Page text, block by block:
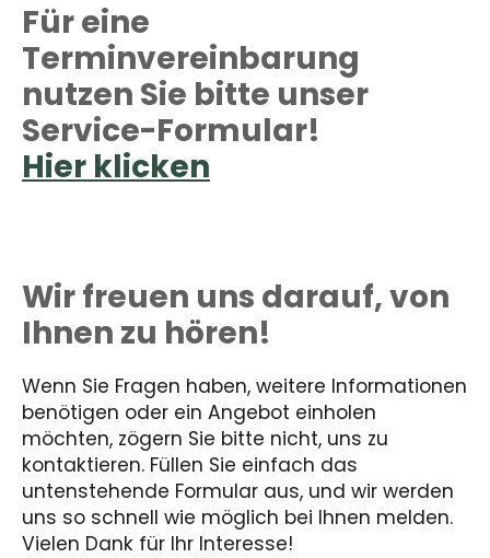
Für eine
Terminvereinbarung
nutzen Sie bitte unser
Service-Formular!
Hier klicken
Wir freuen uns darauf, von
Ihnen zu hören!
Wenn Sie Fragen haben, weitere Informationen
benötigen oder ein Angebot einholen
möchten, zögern Sie bitte nicht, uns zu
kontaktieren. Füllen Sie einfach das
untenstehende Formular aus, und wir werden
uns so schnell wie möglich bei Ihnen melden.
Vielen Dank für Ihr Interesse!